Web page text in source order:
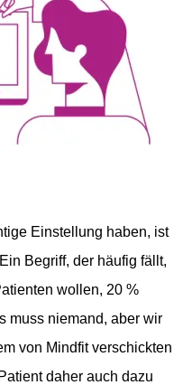
Einstellung haben, ist
Begriff, der häufig fällt,
wollen, 20 %
muss niemand, aber wir
von Mindfit verschickten
daher auch dazu